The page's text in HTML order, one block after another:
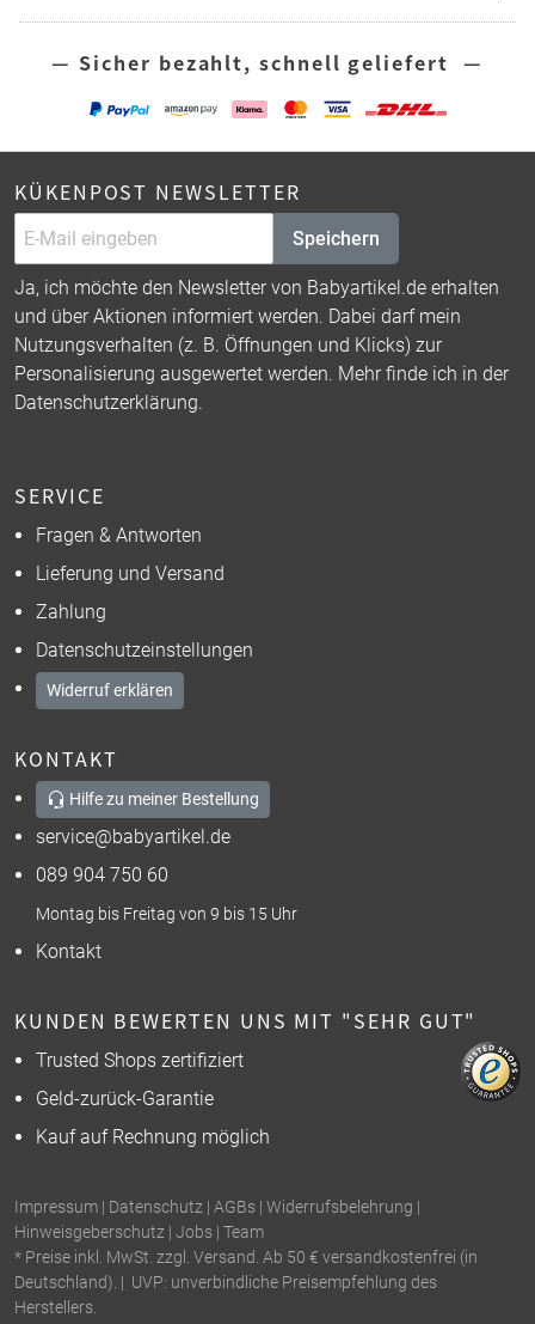
— Sicher bezahlt, schnell geliefert —
KÜKENPOST NEWSLETTER
Speichern
Ja, ich möchte den Newsletter von Babyartikel.de erhalten
und über Aktionen informiert werden. Dabei darf mein
Nutzungsverhalten (z. B. Öffnungen und Klicks) zur
Personalisierung ausgewertet werden. Mehr finde ich in der
Datenschutzerklärung.
SERVICE
Fragen & Antworten
Lieferung und Versand
Zahlung
Datenschutzeinstellungen
Widerruf erklären
KONTAKT
Hilfe zu meiner Bestellung
service@babyartikel.de
089 904 750 60
Montag bis Freitag von 9 bis 15 Uhr
Kontakt
KUNDEN BEWERTEN UNS MIT "SEHR GUT"
Trusted Shops zertifiziert
Geld-zurück-Garantie
Kauf auf Rechnung möglich
Impressum | Datenschutz | AGBs | Widerrufsbelehrung |
Hinweisgeberschutz | Jobs | Team
* Preise inkl. MwSt. zzgl. Versand. Ab 50 € versandkostenfrei (in
Deutschland). | UVP: unverbindliche Preisempfehlung des
Herstellers.